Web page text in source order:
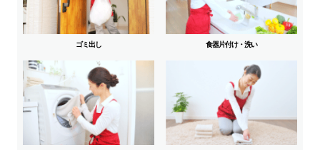
ゴミ出し 食器片付け・洗い